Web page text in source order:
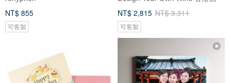
NT$ 855
可客製
NT$ 2,815 NT$ 3,311
可客製